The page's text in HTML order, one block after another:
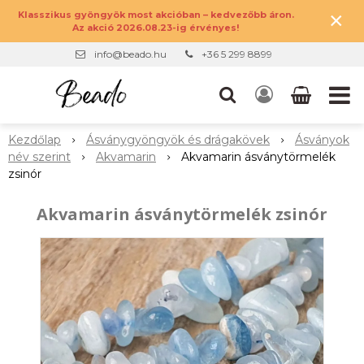
Klasszikus gyöngyök most akcióban – kedvezőbb áron.
Az akció 2026.08.23-ig érvényes!
×
info@beado.hu +36 5 299 8899
Kezdőlap Ásványgyöngyök és drágakövek
Ásványok
név szerint
Akvamarin
Akvamarin ásványtörmelék
zsinór
Akvamarin ásványtörmelék zsinór